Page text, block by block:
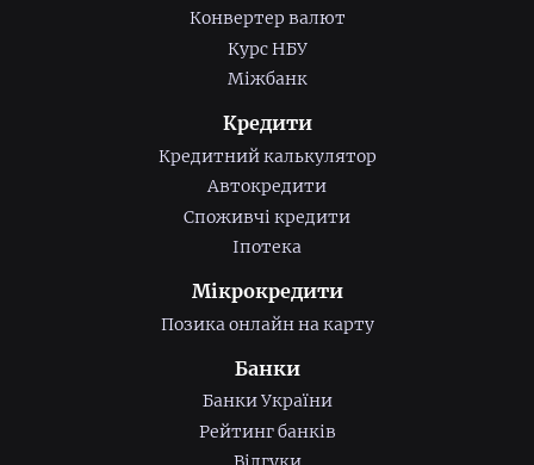
Конвертер валют
Курс НБУ
Міжбанк
Кредити
Кредитний калькулятор
Автокредити
Споживчі кредити
Іпотека
Мікрокредити
Позика онлайн на карту
Банки
Банки України
Рейтинг банків